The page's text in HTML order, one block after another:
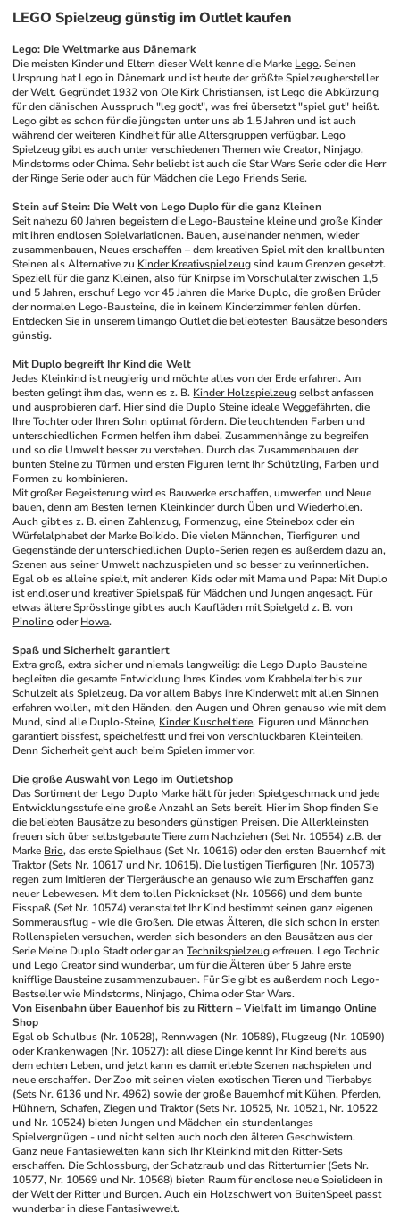
LEGO Spielzeug günstig im Outlet kaufen
Lego: Die Weltmarke aus Dänemark
Die meisten Kinder und Eltern dieser Welt kenne die Marke Lego. Seinen
Ursprung hat Lego in Dänemark und ist heute der größte Spielzeughersteller
der Welt. Gegründet 1932 von Ole Kirk Christiansen, ist Lego die Abkürzung
für den dänischen Ausspruch "leg godt", was frei übersetzt "spiel gut" heißt.
Lego gibt es schon für die jüngsten unter uns ab 1,5 Jahren und ist auch
während der weiteren Kindheit für alle Altersgruppen verfügbar. Lego
Spielzeug gibt es auch unter verschiedenen Themen wie Creator, Ninjago,
Mindstorms oder Chima. Sehr beliebt ist auch die Star Wars Serie oder die Herr
der Ringe Serie oder auch für Mädchen die Lego Friends Serie.
Stein auf Stein: Die Welt von Lego Duplo für die ganz Kleinen
Seit nahezu 60 Jahren begeistern die Lego-Bausteine kleine und große Kinder
mit ihren endlosen Spielvariationen. Bauen, auseinander nehmen, wieder
zusammenbauen, Neues erschaffen – dem kreativen Spiel mit den knallbunten
Steinen als Alternative zu Kinder Kreativspielzeug sind kaum Grenzen gesetzt.
Speziell für die ganz Kleinen, also für Knirpse im Vorschulalter zwischen 1,5
und 5 Jahren, erschuf Lego vor 45 Jahren die Marke Duplo, die großen Brüder
der normalen Lego-Bausteine, die in keinem Kinderzimmer fehlen dürfen.
Entdecken Sie in unserem limango Outlet die beliebtesten Bausätze besonders
günstig.
Mit Duplo begreift Ihr Kind die Welt
Jedes Kleinkind ist neugierig und möchte alles von der Erde erfahren. Am
besten gelingt ihm das, wenn es z. B. Kinder Holzspielzeug selbst anfassen
und ausprobieren darf. Hier sind die Duplo Steine ideale Weggefährten, die
Ihre Tochter oder Ihren Sohn optimal fördern. Die leuchtenden Farben und
unterschiedlichen Formen helfen ihm dabei, Zusammenhänge zu begreifen
und so die Umwelt besser zu verstehen. Durch das Zusammenbauen der
bunten Steine zu Türmen und ersten Figuren lernt Ihr Schützling, Farben und
Formen zu kombinieren.
Mit großer Begeisterung wird es Bauwerke erschaffen, umwerfen und Neue
bauen, denn am Besten lernen Kleinkinder durch Üben und Wiederholen.
Auch gibt es z. B. einen Zahlenzug, Formenzug, eine Steinebox oder ein
Würfelalphabet der Marke Boikido. Die vielen Männchen, Tierfiguren und
Gegenstände der unterschiedlichen Duplo-Serien regen es außerdem dazu an,
Szenen aus seiner Umwelt nachzuspielen und so besser zu verinnerlichen.
Egal ob es alleine spielt, mit anderen Kids oder mit Mama und Papa: Mit Duplo
ist endloser und kreativer Spielspaß für Mädchen und Jungen angesagt. Für
Pinolino oder Howa.
Spaß und Sicherheit garantiert
Extra groß, extra sicher und niemals langweilig: die Lego Duplo Bausteine
begleiten die gesamte Entwicklung Ihres Kindes vom Krabbelalter bis zur
Schulzeit als Spielzeug. Da vor allem Babys ihre Kinderwelt mit allen Sinnen
erfahren wollen, mit den Händen, den Augen und Ohren genauso wie mit dem
Mund, sind alle Duplo-Steine, Kinder Kuscheltiere, Figuren und Männchen
garantiert bissfest, speichelfestt und frei von verschluckbaren Kleinteilen.
Denn Sicherheit geht auch beim Spielen immer vor.
Die große Auswahl von Lego im Outletshop
Das Sortiment der Lego Duplo Marke hält für jeden Spielgeschmack und jede
Entwicklungsstufe eine große Anzahl an Sets bereit. Hier im Shop finden Sie
die beliebten Bausätze zu besonders günstigen Preisen. Die Allerkleinsten
freuen sich über selbstgebaute Tiere zum Nachziehen (Set Nr. 10554) z.B. der
Marke Brio, das erste Spielhaus (Set Nr. 10616) oder den ersten Bauernhof mit
Traktor (Sets Nr. 10617 und Nr. 10615). Die lustigen Tierfiguren (Nr. 10573)
regen zum Imitieren der Tiergeräusche an genauso wie zum Erschaffen ganz
neuer Lebewesen. Mit dem tollen Picknickset (Nr. 10566) und dem bunte
Eisspaß (Set Nr. 10574) veranstaltet Ihr Kind bestimmt seinen ganz eigenen
Sommerausflug - wie die Großen. Die etwas Älteren, die sich schon in ersten
Rollenspielen versuchen, werden sich besonders an den Bausätzen aus der
Serie Meine Duplo Stadt oder gar an Technikspielzeug erfreuen. Lego Technic
und Lego Creator sind wunderbar, um für die Älteren über 5 Jahre erste
knifflige Bausteine zusammenzubauen. Für Sie gibt es außerdem noch Lego-
Bestseller wie Mindstorms, Ninjago, Chima oder Star Wars.
Von Eisenbahn über Bauenhof bis zu Rittern – Vielfalt im limango Online
Shop
Egal ob Schulbus (Nr. 10528), Rennwagen (Nr. 10589), Flugzeug (Nr. 10590)
oder Krankenwagen (Nr. 10527): all diese Dinge kennt Ihr Kind bereits aus
dem echten Leben, und jetzt kann es damit erlebte Szenen nachspielen und
neue erschaffen. Der Zoo mit seinen vielen exotischen Tieren und Tierbabys
(Sets Nr. 6136 und Nr. 4962) sowie der große Bauernhof mit Kühen, Pferden,
Hühnern, Schafen, Ziegen und Traktor (Sets Nr. 10525, Nr. 10521, Nr. 10522
und Nr. 10524) bieten Jungen und Mädchen ein stundenlanges
Spielvergnügen - und nicht selten auch noch den älteren Geschwistern.
Ganz neue Fantasiewelten kann sich Ihr Kleinkind mit den Ritter-Sets
erschaffen. Die Schlossburg, der Schatzraub und das Ritterturnier (Sets Nr.
10577, Nr. 10569 und Nr. 10568) bieten Raum für endlose neue Spielideen in
der Welt der Ritter und Burgen. Auch ein Holzschwert von BuitenSpeel passt
wunderbar in diese Fantasiwewelt.